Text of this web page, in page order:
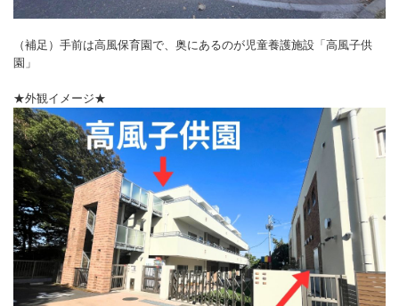
（補足）手前は高風保育園で、奥にあるのが児童養護施設「高風子供
園」
★外観イメージ★